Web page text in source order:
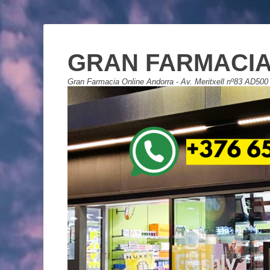
GRAN
Gran Farmacia Online Andorra - Av. Meritxell nº83